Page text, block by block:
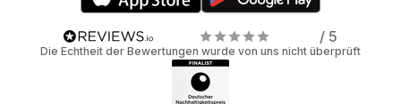
/ 5
Die Echtheit der Bewertungen wurde von uns nicht überprüft